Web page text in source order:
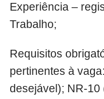
Experiência –
Trabalho;
Requisitos
pertinentes à
desejável); NR-10